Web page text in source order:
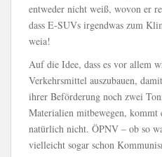
entweder nicht weiß, wovon er
dass E-SUVs irgendwas zum
weia!
Auf die Idee, dass es vor allem
Verkehrsmittel auszubauen,
ihrer Beförderung noch zwei
Materialien mitbewegen, kommt
natürlich nicht. ÖPNV – ob so
vielleicht sogar schon